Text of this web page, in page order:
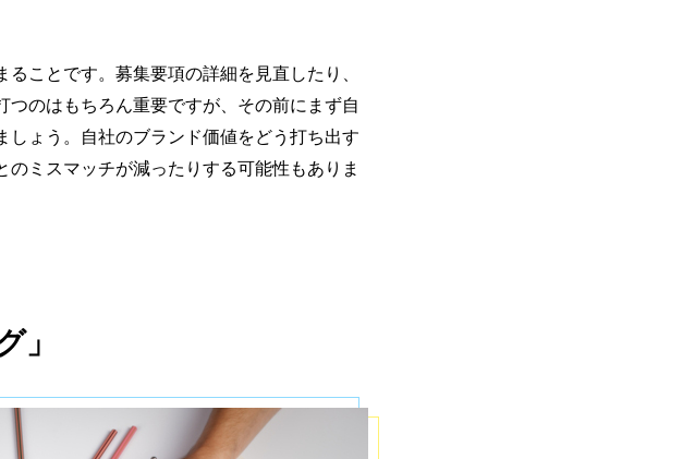
ことです。募集要項の詳細を見直したり、
のはもちろん重要ですが、その前にまず自
ょう。自社のブランド価値をどう打ち出す
ミスマッチが減ったりする可能性もありま
」